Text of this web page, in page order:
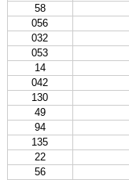
58
056
032
053
14
042
130
49
94
135
22
56